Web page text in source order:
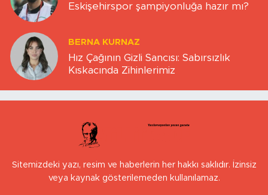
Eskişehirspor şampiyonluğa hazır mı?
BERNA KURNAZ
Hız Çağının Gizli Sancısı: Sabırsızlık
Kıskacında Zihinlerimiz
Sitemizdeki yazı, resim ve haberlerin her hakkı saklıdır. İzinsiz
veya kaynak gösterilemeden kullanılamaz.